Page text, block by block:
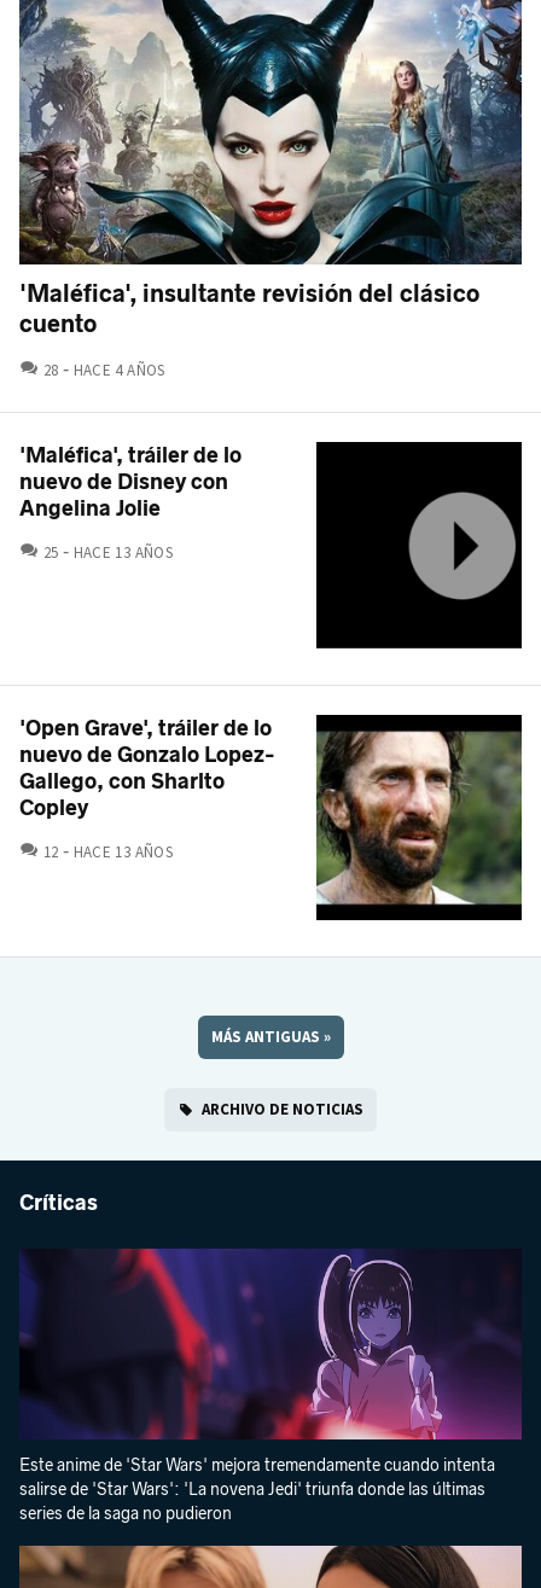
'Maléfica', insultante revisión del clásico
cuento
28 COMENTARIOS
HACE 4 AÑOS
'Maléfica', tráiler de lo
nuevo de Disney con
Angelina Jolie
25 COMENTARIOS
HACE 13 AÑOS
'Open Grave', tráiler de lo
nuevo de Gonzalo Lopez-
Gallego, con Sharlto
Copley
12 COMENTARIOS
HACE 13 AÑOS
MÁS ANTIGUAS »
ARCHIVO DE NOTICIAS
Críticas
Este anime de 'Star Wars' mejora tremendamente cuando intenta
salirse de 'Star Wars': 'La novena Jedi' triunfa donde las últimas
series de la saga no pudieron